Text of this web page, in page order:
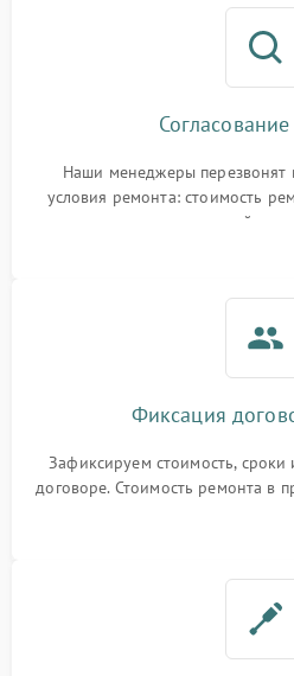
Наши менеджеры перезвонят
условия ремонта: стоимость
гарантийные
Фиксация
Зафиксируем стоимость, сроки
договоре. Стоимость ремонта в